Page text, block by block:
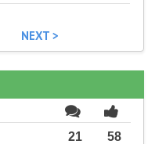
NEXT >
21 58